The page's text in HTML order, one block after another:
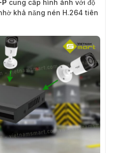
cung cấp hình ảnh với độ
khả năng nén H.264 tiên